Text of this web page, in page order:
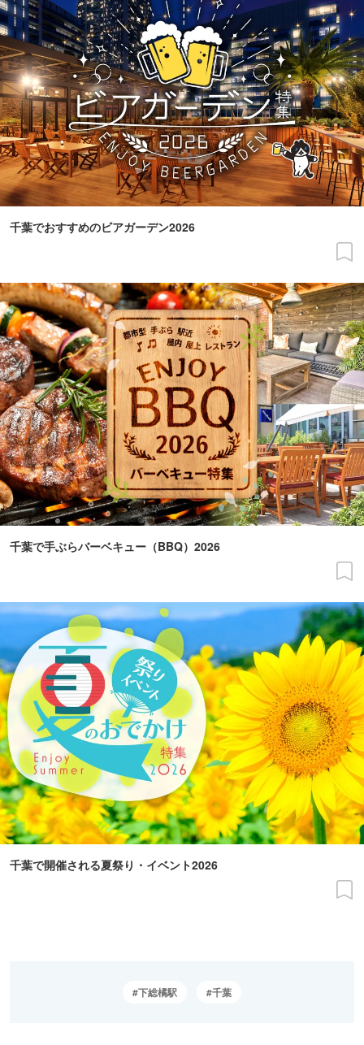
千葉でおすすめのビアガーデン2026
千葉で手ぶらバーベキュー（BBQ）2026
千葉で開催される夏祭り・イベント2026
下総橘駅 千葉